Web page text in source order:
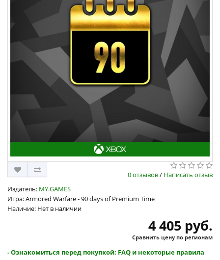
0 отзывов/ Написать отзыв
Издатель: MY.GAMES
Игра: Armored Warfare - 90 days of Premium Time
Наличие: Нет в наличии
4 405 руб.
Сравнить цену по регионам
- Ознакомиться перед покупкой: FAQ и некоторые правила